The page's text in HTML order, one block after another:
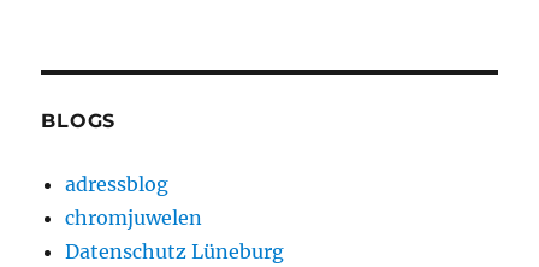
BLOGS
adressblog
chromjuwelen
Datenschutz Lüneburg